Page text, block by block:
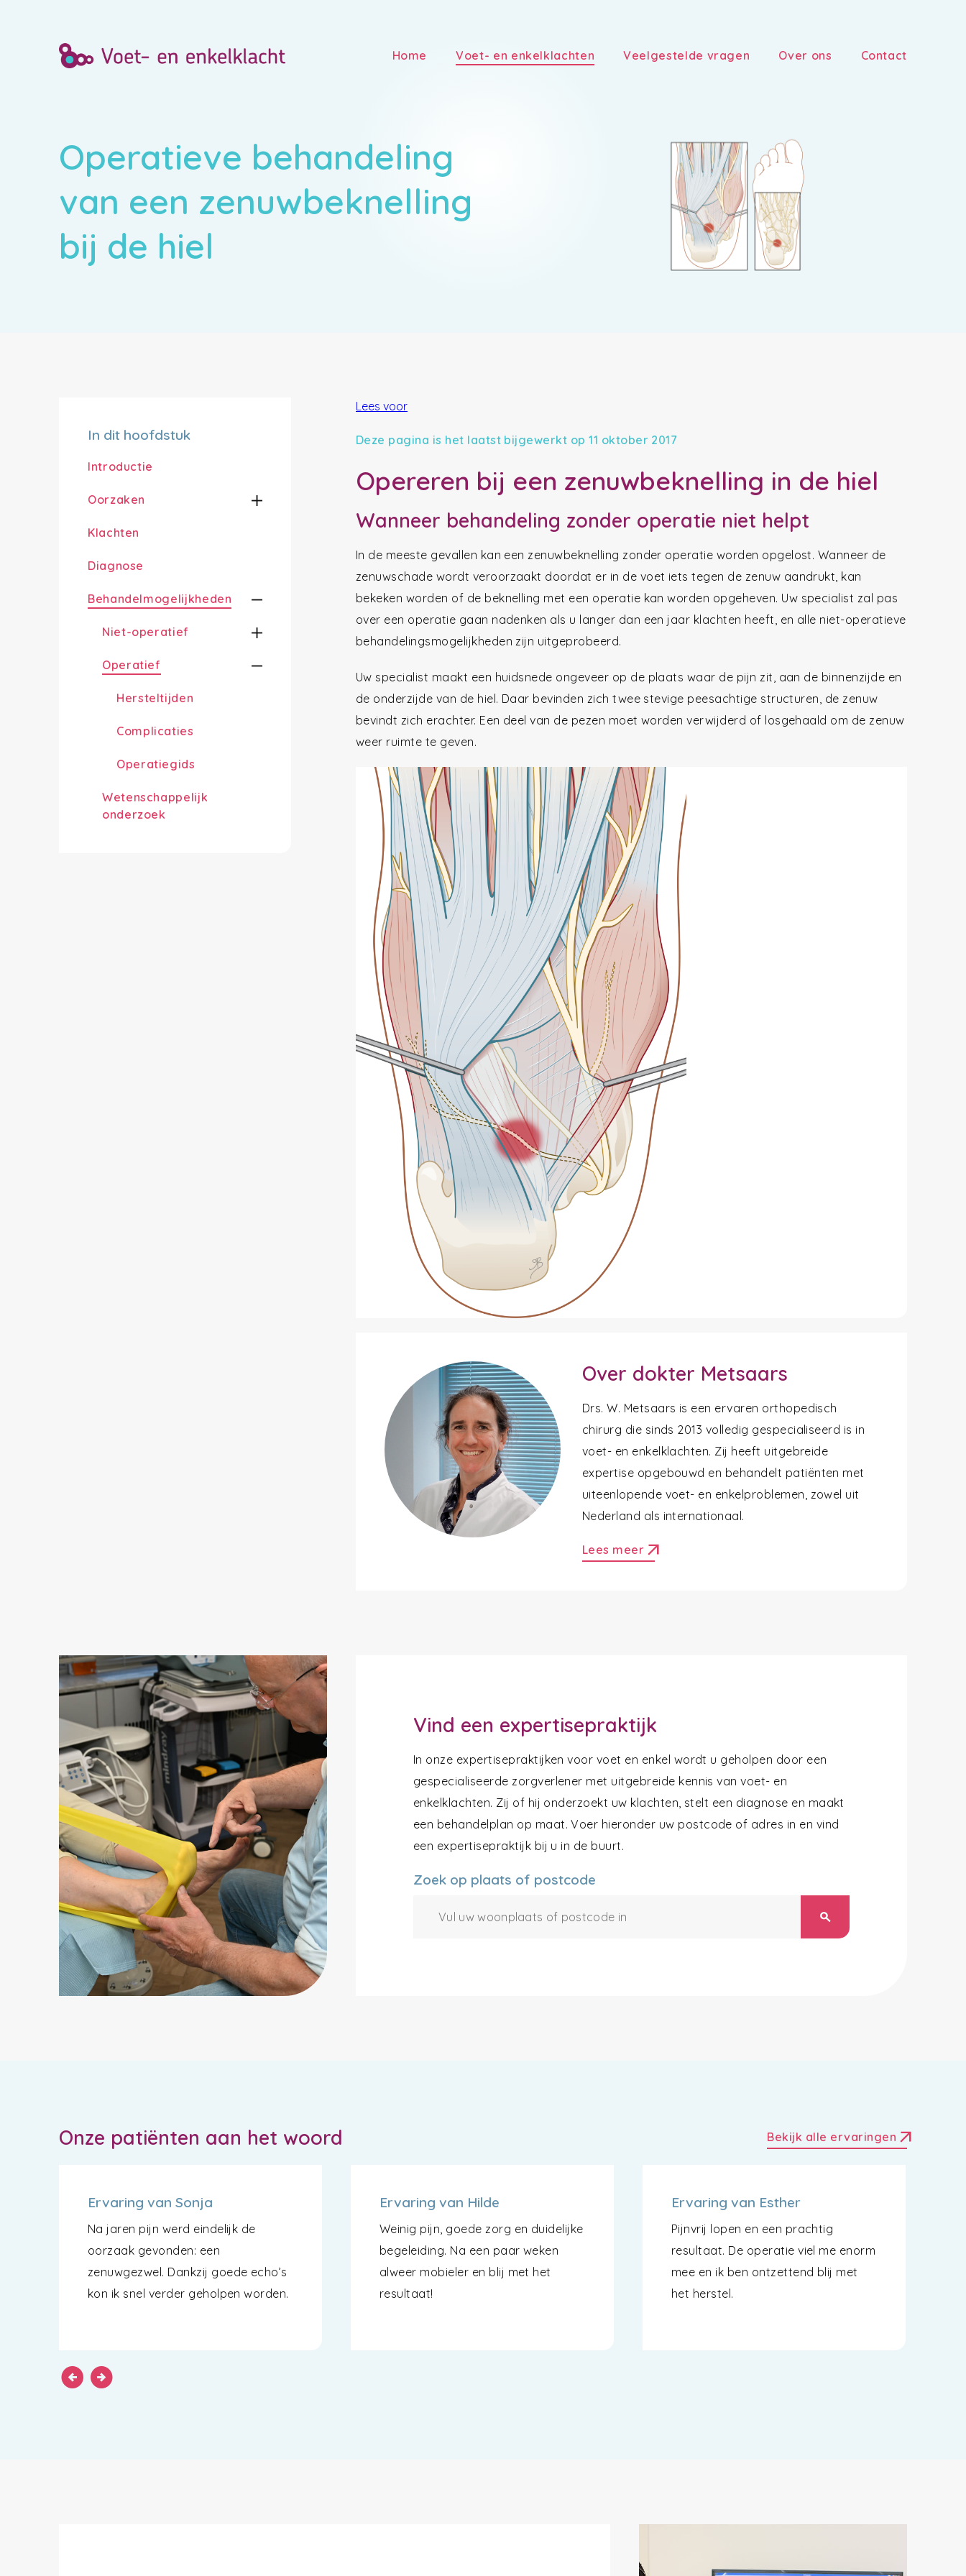
Home Voet- en enkelklachten Veelgestelde vragen Over ons Contact
Operatieve behandeling
van een zenuwbeknelling
bij de hiel
In dit hoofdstuk
Introductie
Oorzaken
Klachten
Diagnose
Behandelmogelijkheden
Niet-operatief
Operatief
Hersteltijden
Complicaties
Operatiegids
Wetenschappelijk
onderzoek
Lees voor
Deze pagina is het laatst bijgewerkt op 11 oktober 2017
Opereren bij een zenuwbeknelling in de hiel
Wanneer behandeling zonder operatie niet helpt
In de meeste gevallen kan een zenuwbeknelling zonder operatie worden opgelost. Wanneer de
zenuwschade wordt veroorzaakt doordat er in de voet iets tegen de zenuw aandrukt, kan
bekeken worden of de beknelling met een operatie kan worden opgeheven. Uw specialist zal pas
over een operatie gaan nadenken als u langer dan een jaar klachten heeft, en alle niet-operatieve
behandelingsmogelijkheden zijn uitgeprobeerd.
Uw specialist maakt een huidsnede ongeveer op de plaats waar de pijn zit, aan de binnenzijde en
de onderzijde van de hiel. Daar bevinden zich twee stevige peesachtige structuren, de zenuw
bevindt zich erachter. Een deel van de pezen moet worden verwijderd of losgehaald om de zenuw
weer ruimte te geven.
Over dokter Metsaars
Drs. W. Metsaars is een ervaren orthopedisch
chirurg die sinds 2013 volledig gespecialiseerd is in
voet- en enkelklachten. Zij heeft uitgebreide
expertise opgebouwd en behandelt patiënten met
uiteenlopende voet- en enkelproblemen, zowel uit
Nederland als internationaal.
Lees meer arrow_outward
Vind een expertisepraktijk
In onze expertisepraktijken voor voet en enkel wordt u geholpen door een
gespecialiseerde zorgverlener met uitgebreide kennis van voet- en
enkelklachten. Zij of hij onderzoekt uw klachten, stelt een diagnose en maakt
een behandelplan op maat. Voer hieronder uw postcode of adres in en vind
een expertisepraktijk bij u in de buurt.
Zoek op plaats of postcode
search
Onze patiënten aan het woord Bekijk alle ervaringen arrow_outward
Ervaring van Sonja
Na jaren pijn werd eindelijk de
oorzaak gevonden: een
zenuwgezwel. Dankzij goede echo’s
kon ik snel verder geholpen worden.
Ervaring van Hilde
Weinig pijn, goede zorg en duidelijke
begeleiding. Na een paar weken
alweer mobieler en blij met het
resultaat!
Ervaring van Esther
Pijnvrij lopen en een prachtig
resultaat. De operatie viel me enorm
mee en ik ben ontzettend blij met
het herstel.
arrow_circle_left arrow_circle_right